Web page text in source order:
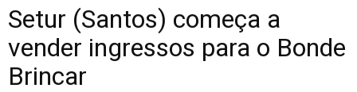
Setur (Santos) começa a
vender ingressos para o Bonde
Brincar